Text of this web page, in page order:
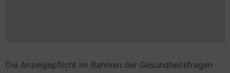
Die Anzeigepflicht im Rahmen der Gesundheitsfragen